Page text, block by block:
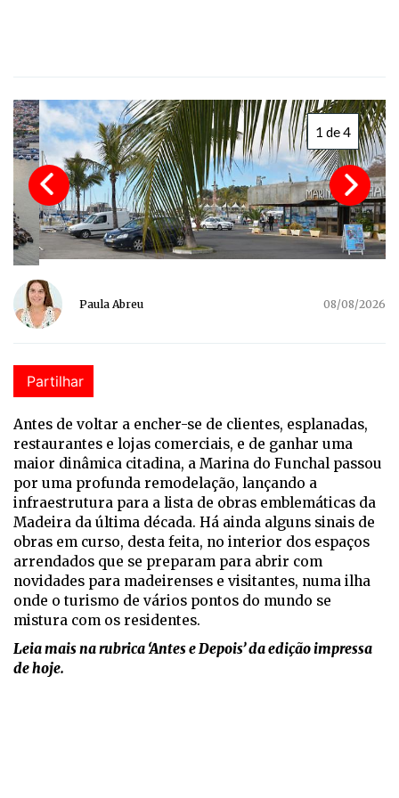
1 de 4
Paula Abreu 08/08/2026
Partilhar
Antes de voltar a encher-se de clientes, esplanadas,
restaurantes e lojas comerciais, e de ganhar uma
maior dinâmica citadina, a Marina do Funchal passou
por uma profunda remodelação, lançando a
infraestrutura para a lista de obras emblemáticas da
Madeira da última década. Há ainda alguns sinais de
obras em curso, desta feita, no interior dos espaços
arrendados que se preparam para abrir com
novidades para madeirenses e visitantes, numa ilha
onde o turismo de vários pontos do mundo se
mistura com os residentes.
Leia mais na rubrica ‘Antes e Depois’ da edição impressa
de hoje.